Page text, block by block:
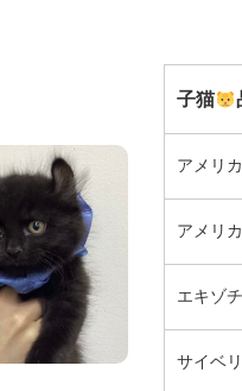
子猫
アメリ
アメリ
エキゾ
サイベ